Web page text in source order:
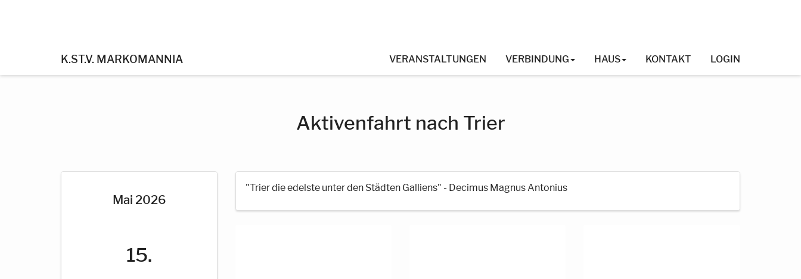
K.ST.V. MARKOMANNIA VERANSTALTUNGEN VERBINDUNG HAUS KONTAKT LOGIN
Aktivenfahrt nach Trier
Mai 2026
15.
"Trier die edelste unter den Städten Galliens" - Decimus Magnus Antonius